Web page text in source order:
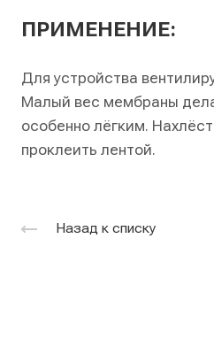
ПРИМЕНЕНИЕ:
Для устройства
Малый вес мембраны
особенно лёгким.
проклеить лентой.
Назад к списку